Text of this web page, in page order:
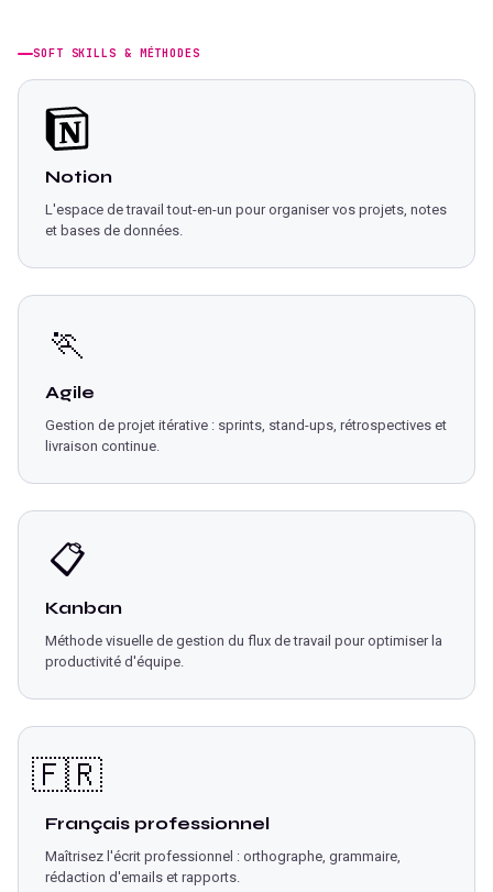
SOFT SKILLS & MÉTHODES
Notion
L'espace de travail tout-en-un pour organiser vos projets, notes
et bases de données.
🏃
Agile
Gestion de projet itérative : sprints, stand-ups, rétrospectives et
livraison continue.
📋
Kanban
Méthode visuelle de gestion du flux de travail pour optimiser la
productivité d'équipe.
🇫🇷
Français professionnel
Maîtrisez l'écrit professionnel : orthographe, grammaire,
rédaction d'emails et rapports.